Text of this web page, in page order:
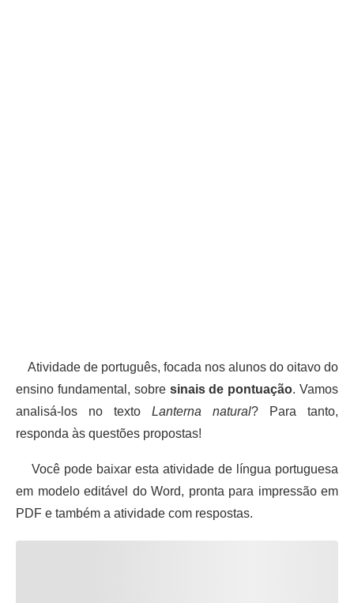
Atividade de português, focada nos alunos do oitavo do
ensino fundamental, sobre sinais de pontuação. Vamos
analisá-los no texto Lanterna natural? Para tanto,
responda às questões propostas!
Você pode baixar esta atividade de língua portuguesa
em modelo editável do Word, pronta para impressão em
PDF e também a atividade com respostas.